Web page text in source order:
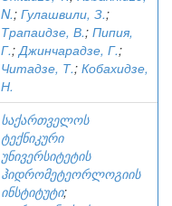
N.; Гулашвили, З.;
Трапаидзе, В.; Пипия,
Г.;Джинчарадзе, Г.;
Читадзе, Т.; Кобахидзе,
Н.
საქართველოს
ტექნიკური
უნივერსიტეტის
ჰიდრომეტეორლოგიის
ინსტიტუტი;